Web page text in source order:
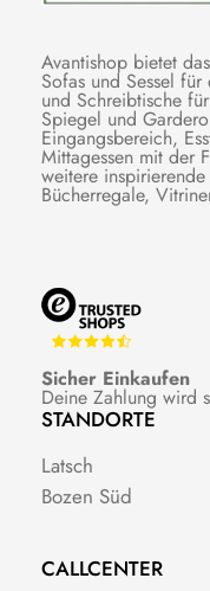
Avantishop bietet
Sofas und Sessel
und Schreibtische
Spiegel und
Eingangsbereich,
Mittagessen mit der
weitere
Bücherregale,
Sicher Einkaufen
Deine Zahlung wird
STANDORTE
Latsch
Bozen Süd
CALLCENTER